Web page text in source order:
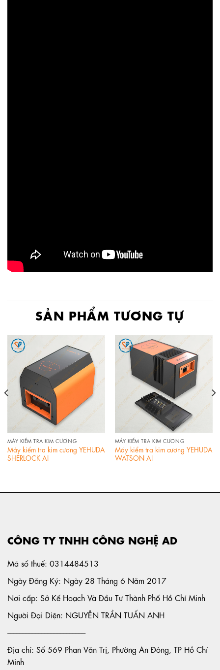
SẢN PHẨM TƯƠNG TỰ
MÁY KIỂM TRA KIM CƯƠNG
Máy kiểm tra kim cương YEHUDA
SHERLOCK AI
MÁY KIỂM TRA KIM CƯƠNG
Máy kiểm tra kim cương YEHUDA
WATSON AI
CÔNG TY TNHH CÔNG NGHỆ AD
Mã số thuế: 0314484513
Ngày Đăng Ký: Ngày 28 Tháng 6 Năm 2017
Nơi cấp: Sở Kế Hoạch Và Đầu Tư Thành Phố Hồ Chí Minh
Người Đại Diện: NGUYỄN TRẦN TUẤN ANH
-----------------------------------------------------
Địa chỉ: Số 569 Phan Văn Trị, Phường An Đông, TP Hồ Chí
Minh